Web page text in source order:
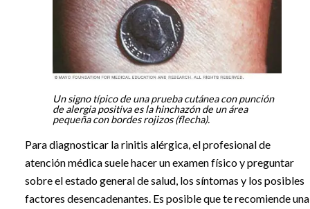
Un signo típico de una prueba cutánea con punción
de alergia positiva es la hinchazón de un área
pequeña con bordes rojizos (flecha).
Para diagnosticar la rinitis alérgica, el profesional de
atención médica suele hacer un examen físico y preguntar
sobre el estado general de salud, los síntomas y los posibles
factores desencadenantes. Es posible que te recomiende una